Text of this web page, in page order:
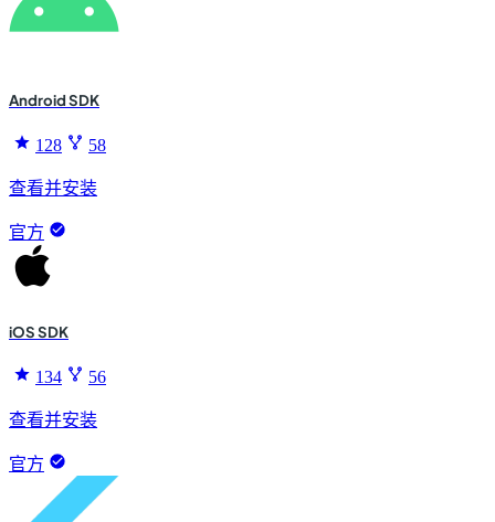
Android SDK
128 58
查看并安装
官方
iOS SDK
134 56
查看并安装
官方